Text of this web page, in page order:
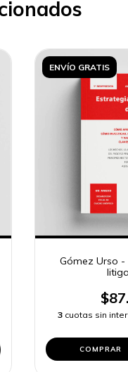
ENVÍO GRATIS
Gómez Urso
3 cuotas sin
COMPRAR